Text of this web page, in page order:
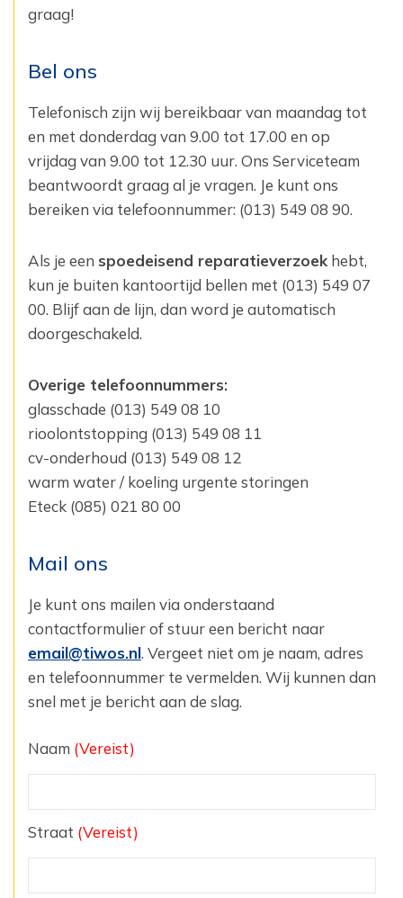
graag!
Bel ons
Telefonisch zijn wij bereikbaar van maandag tot
en met donderdag van 9.00 tot 17.00 en op
vrijdag van 9.00 tot 12.30 uur. Ons Serviceteam
beantwoordt graag al je vragen. Je kunt ons
bereiken via telefoonnummer: (013) 549 08 90.
Als je een spoedeisend reparatieverzoek hebt,
kun je buiten kantoortijd bellen met (013) 549 07
00. Blijf aan de lijn, dan word je automatisch
doorgeschakeld.
Overige telefoonnummers:
glasschade (013) 549 08 10
rioolontstopping (013) 549 08 11
cv-onderhoud (013) 549 08 12
warm water / koeling urgente storingen
Eteck (085) 021 80 00
Mail ons
Je kunt ons mailen via onderstaand
contactformulier of stuur een bericht naar
email@tiwos.nl. Vergeet niet om je naam, adres
en telefoonnummer te vermelden. Wij kunnen dan
snel met je bericht aan de slag.
Naam (Vereist)
Straat (Vereist)